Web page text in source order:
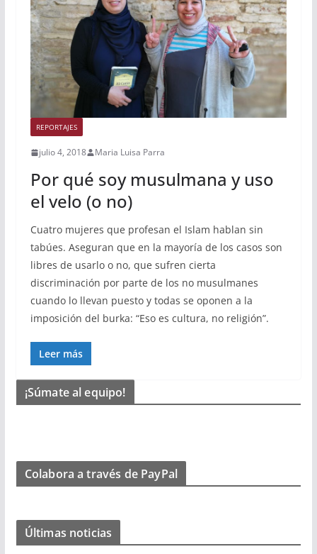
REPORTAJES
julio 4, 2018 Maria Luisa Parra
Por qué soy musulmana y uso
el velo (o no)
Cuatro mujeres que profesan el Islam hablan sin
tabúes. Aseguran que en la mayoría de los casos son
libres de usarlo o no, que sufren cierta
discriminación por parte de los no musulmanes
cuando lo llevan puesto y todas se oponen a la
imposición del burka: “Eso es cultura, no religión”.
Leer más
¡Súmate al equipo!
Colabora a través de PayPal
Últimas noticias